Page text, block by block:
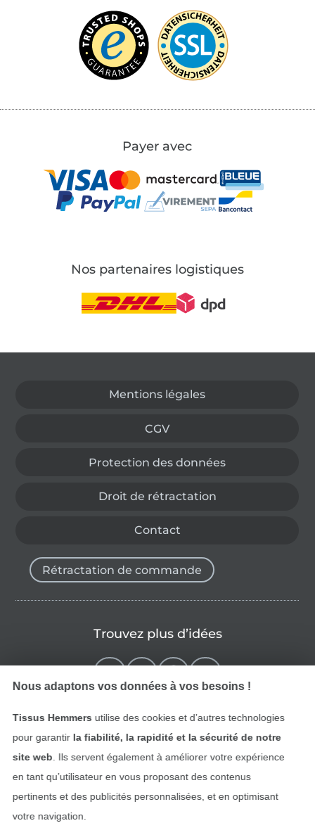
Payer avec
Nos partenaires logistiques
Mentions légales
CGV
Protection des données
Droit de rétractation
Contact
Rétractation de commande
Trouvez plus d’idées
Nous adaptons vos données à vos besoins !
Tissus Hemmers utilise des cookies et d’autres technologies
pour garantir la fiabilité, la rapidité et la sécurité de notre
site web . Ils servent également à améliorer votre expérience
en tant qu’utilisateur en vous proposant des contenus
pertinents et des publicités personnalisées, et en optimisant
votre navigation.